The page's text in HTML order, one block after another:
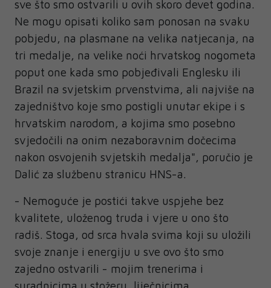
sve što smo ostvarili u ovih skoro devet godina.
Ne mogu opisati koliko sam ponosan na svaku
pobjedu, na plasmane na velika natjecanja, na
tri medalje, na velike noći hrvatskog nogometa
poput one kada smo pobjeđivali Englesku ili
Brazil na svjetskim prvenstvima, ali najviše na
zajedništvo koje smo postigli unutar ekipe i s
hrvatskim narodom, a kojima smo posebno
svjedočili na onim nezaboravnim dočecima
nakon osvojenih svjetskih medalja", poručio je
Dalić za službenu stranicu HNS-a.
- Nemoguće je postići takve uspjehe bez
kvalitete, uloženog truda i vjere u ono što
radiš. Stoga, od srca hvala svima koji su uložili
svoje znanje i energiju u sve ovo što smo
zajedno ostvarili - mojim trenerima i